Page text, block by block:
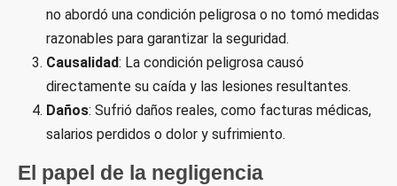
no abordó una condición peligrosa o no tomó medidas
razonables para garantizar la seguridad.
Causalidad: La condición peligrosa causó
directamente su caída y las lesiones resultantes.
Daños: Sufrió daños reales, como facturas médicas,
salarios perdidos o dolor y sufrimiento.
El papel de la negligencia